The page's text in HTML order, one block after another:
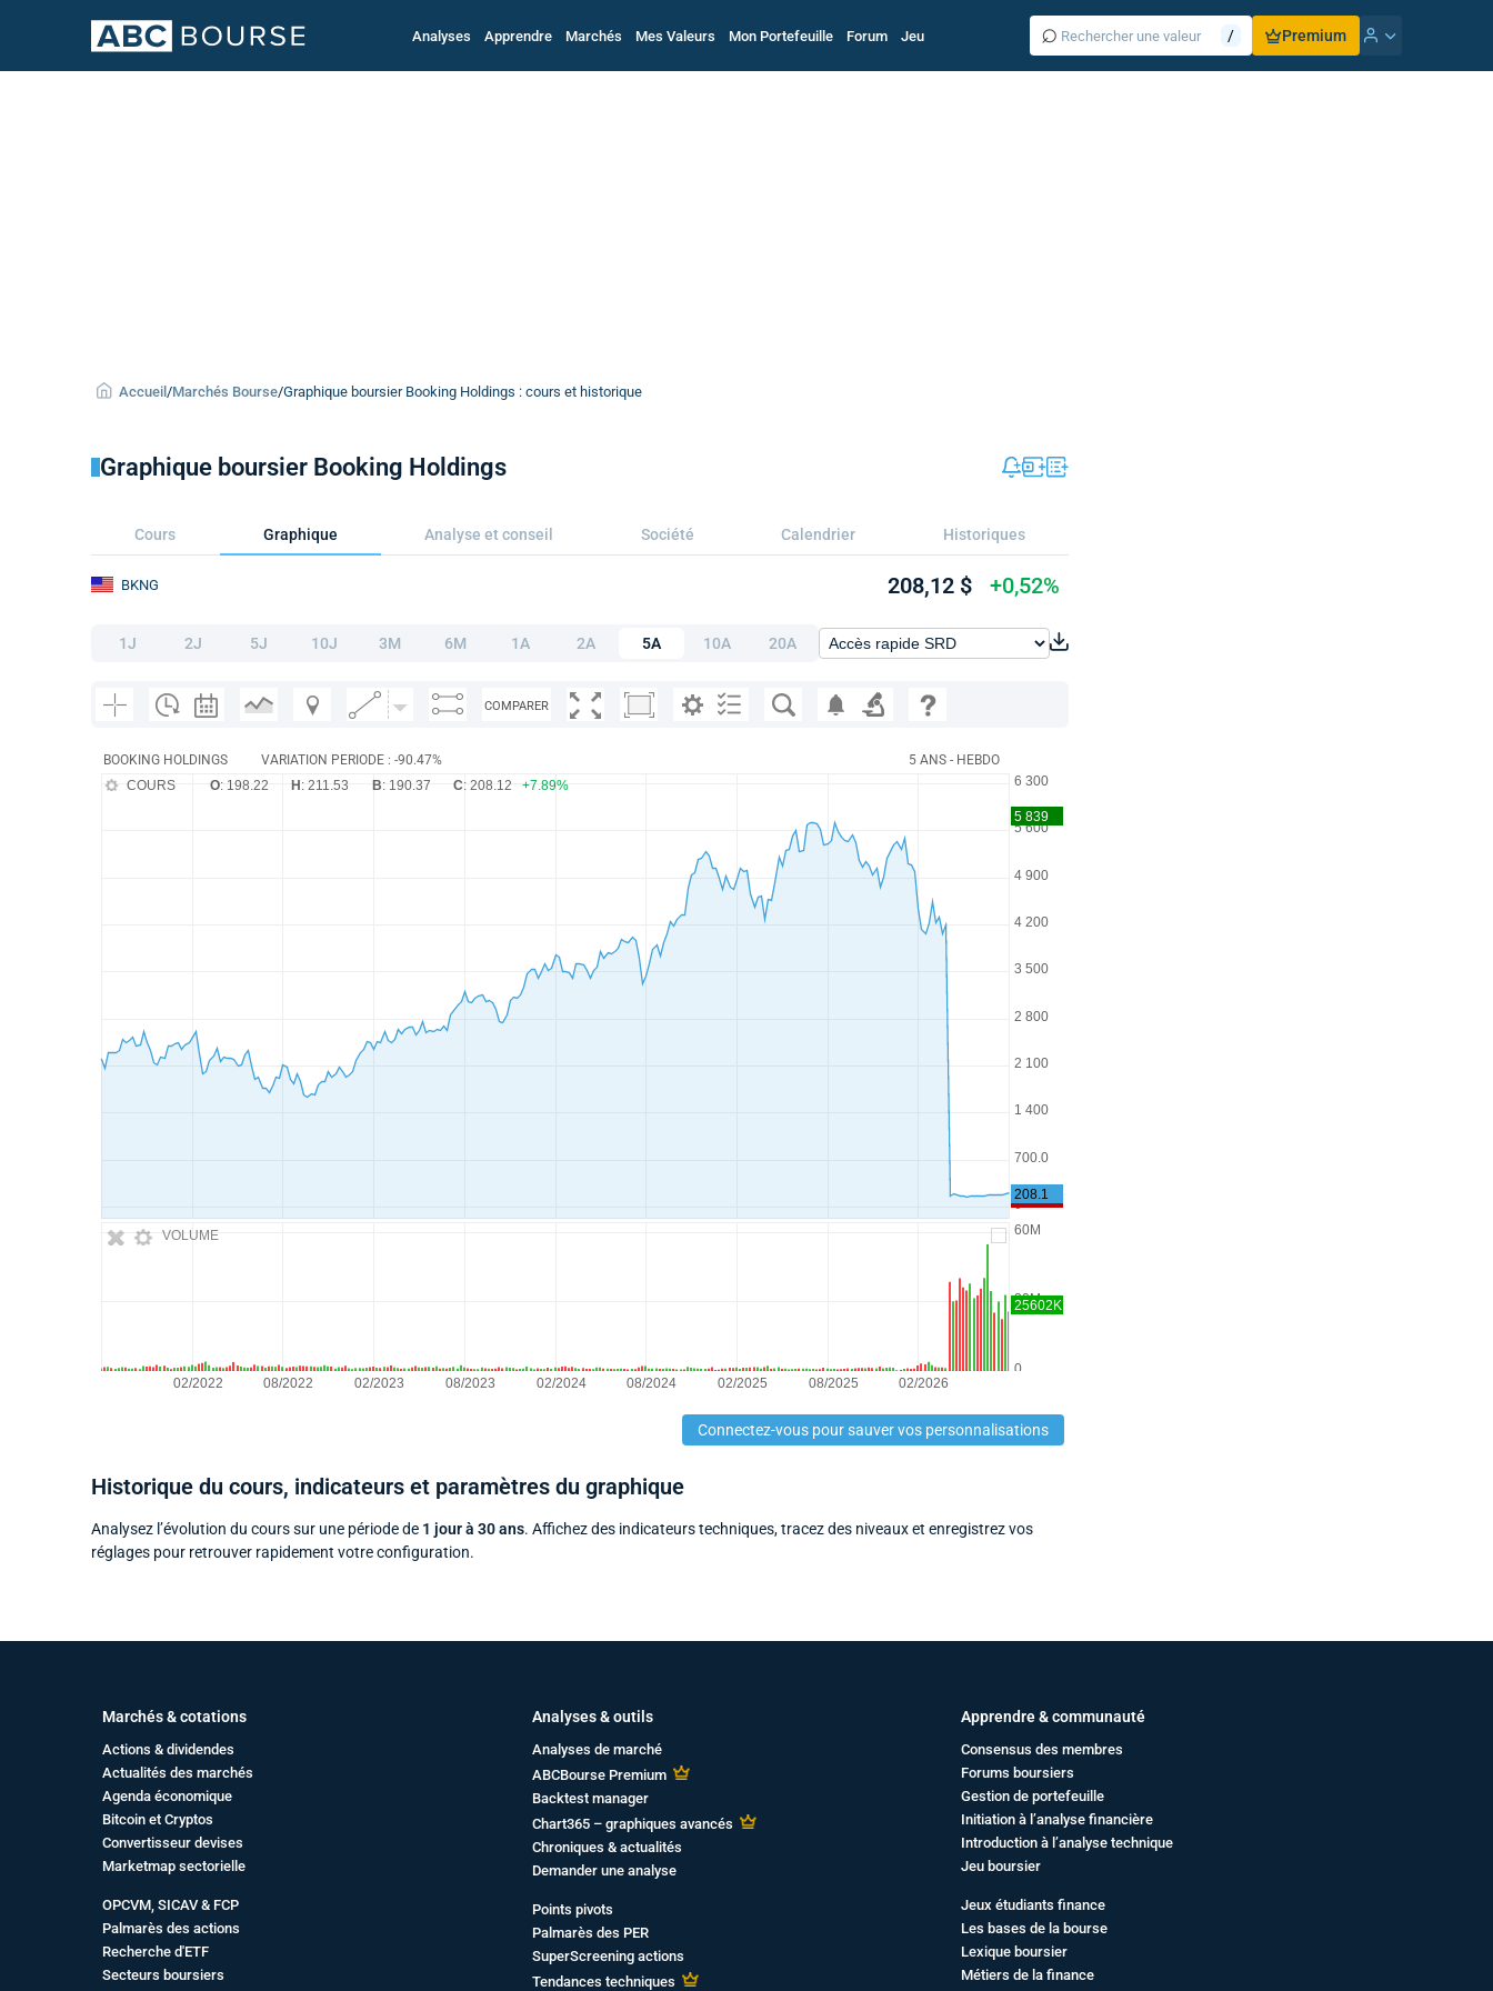
Analyses Apprendre Marchés Mes Valeurs Mon Portefeuille Forum Jeu ⌕ / Premium
Accueil /Marchés Bourse/Graphique boursier Booking Holdings : cours et historique
Graphique boursier Booking Holdings
Cours Graphique Analyse et conseil Société Calendrier Historiques
BKNG 208,12 $ +0,52%
1J 2J 5J 10J 3M 6M 1A 2A 5A 10A 20A
COMPARER
BOOKING HOLDINGS VARIATION PERIODE : -90.47% 5 ANS - HEBDO
VOLUME
COURS O: 198.22 H : 211.53 B: 190.37 C: 208.12 +7.89%
Connectez-vous pour sauver vos personnalisations
Historique du cours, indicateurs et paramètres du graphique
Analysez l’évolution du cours sur une période de 1 jour à 30 ans. Affichez des indicateurs techniques, tracez des niveaux et enregistrez vos
réglages pour retrouver rapidement votre configuration.
Marchés & cotations
Actions & dividendes
Actualités des marchés
Agenda économique
Bitcoin et Cryptos
Convertisseur devises
Marketmap sectorielle
OPCVM, SICAV & FCP
Palmarès des actions
Recherche d'ETF
Secteurs boursiers
Analyses & outils
Analyses de marché
ABCBourse Premium
Backtest manager
Chart365 – graphiques avancés
Chroniques & actualités
Demander une analyse
Points pivots
Palmarès des PER
SuperScreening actions
Tendances techniques
Apprendre & communauté
Consensus des membres
Forums boursiers
Gestion de portefeuille
Initiation à l’analyse financière
Introduction à l’analyse technique
Jeu boursier
Jeux étudiants finance
Les bases de la bourse
Lexique boursier
Métiers de la finance